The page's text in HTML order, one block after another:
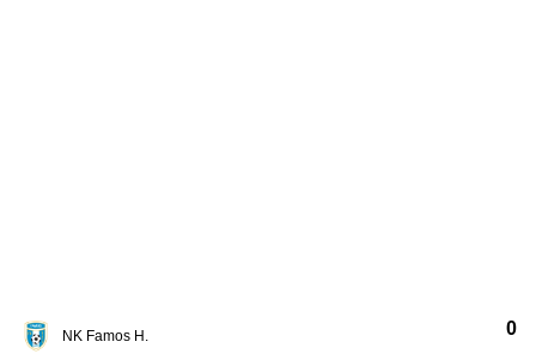
NK Famos H. 0